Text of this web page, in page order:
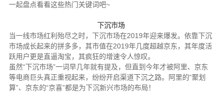
一起盘点看看这些热门关键词吧~
下沉市场
当一线市场红利殆尽之时，下沉市场在2019年迎来爆发。依靠下沉
市场成长起来的拼多多，其市值在2019年几度超越京东，其年度活
跃用户更是直逼淘宝，其疯狂的增速令人惊叹。
虽然“下沉市场”一词早几年就有提及，但直到今年才被阿里、京东
等电商巨头真正重视起来，纷纷开启渠道下沉之路。阿里的“聚划
算”、京东的“京喜”都是为下沉新兴市场的布局！